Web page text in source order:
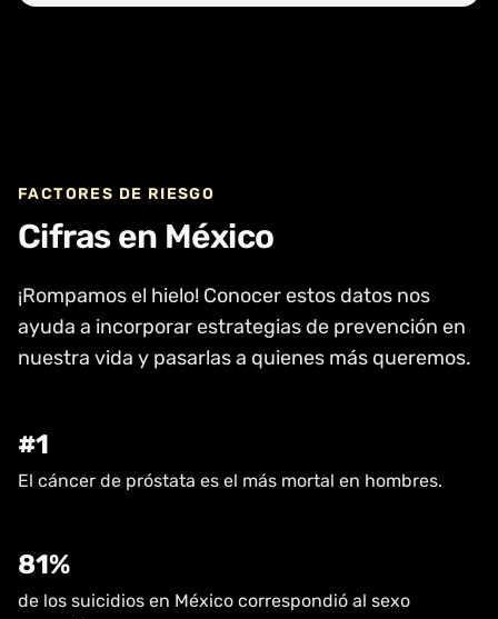
FACTORES DE RIESGO
Cifras en México
¡Rompamos el hielo! Conocer estos datos nos
ayuda a incorporar estrategias de prevención en
nuestra vida y pasarlas a quienes más queremos.
#1
El cáncer de próstata es el más mortal en hombres.
81%
de los suicidios en México correspondió al sexo